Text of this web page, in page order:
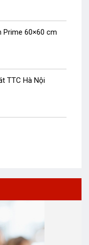
Prime 60×60 cm
TTC Hà Nội